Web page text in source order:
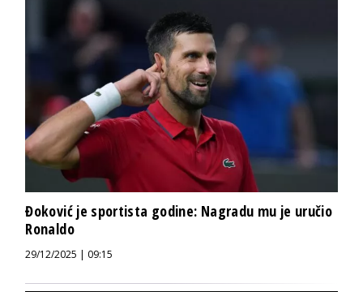
Đoković je sportista godine: Nagradu mu je uručio
Ronaldo
29/12/2025 | 09:15